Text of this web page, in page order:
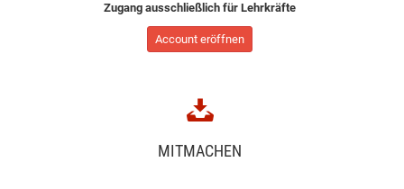
Zugang ausschließlich für Lehrkräfte
Account eröffnen
MITMACHEN